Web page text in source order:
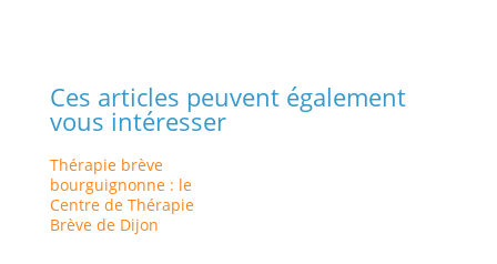
Ces articles peuvent également
vous intéresser
Thérapie brève
bourguignonne : le
Centre de Thérapie
Brève de Dijon